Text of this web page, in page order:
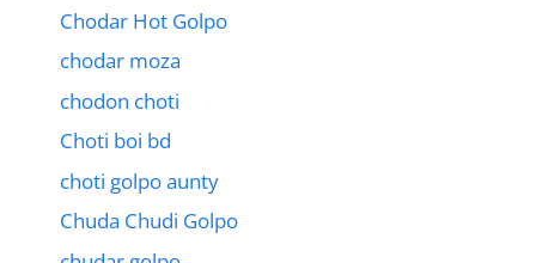
Chodar Hot Golpo
chodar moza
chodon choti
Choti boi bd
choti golpo aunty
Chuda Chudi Golpo